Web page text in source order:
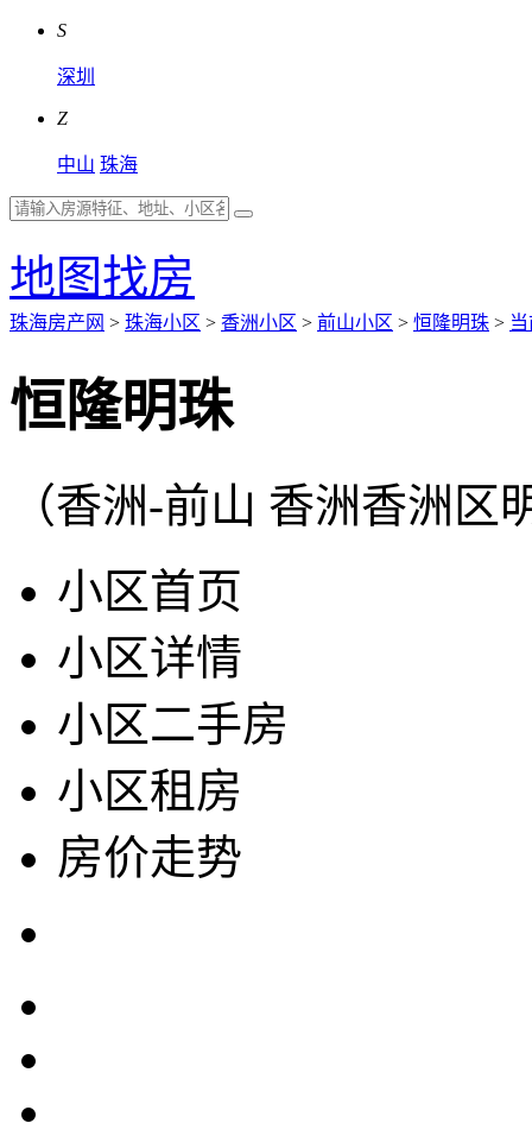
S
深圳
Z
中山 珠海
地图找房
珠海房产网 > 珠海小区 > 香洲小区 > 前山小区 > 恒隆明珠 >
恒隆明珠
（香洲-前山 香洲香洲区
小区首页
小区详情
小区二手房
小区租房
房价走势